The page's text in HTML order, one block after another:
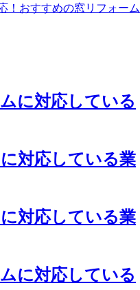
！おすすめの窓リフォーム
に対応している
対応している業
対応している業
に対応している